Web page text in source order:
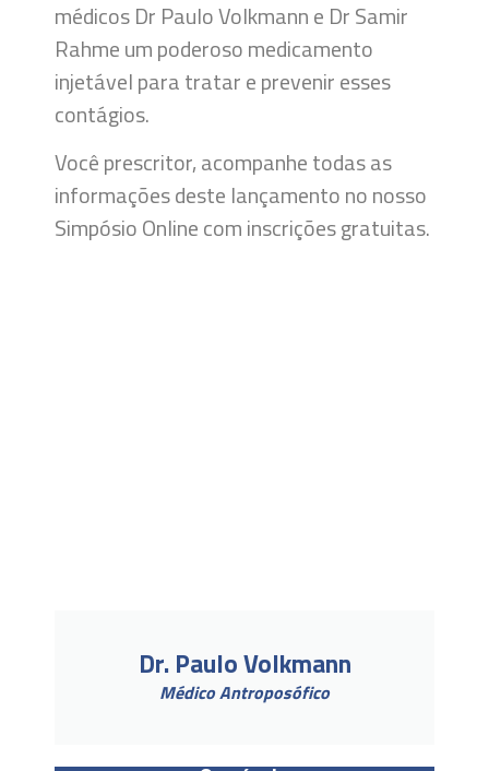
médicos Dr Paulo Volkmann e Dr Samir
Rahme um poderoso medicamento
injetável para tratar e prevenir esses
contágios.
Você prescritor, acompanhe todas as
informações deste lançamento no nosso
Simpósio Online com inscrições gratuitas.
Dr. Paulo Volkmann
Médico Antroposófico